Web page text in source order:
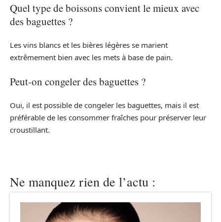
Quel type de boissons convient le mieux avec
des baguettes ?
Les vins blancs et les bières légères se marient
extrêmement bien avec les mets à base de pain.
Peut-on congeler des baguettes ?
Oui, il est possible de congeler les baguettes, mais il est
préférable de les consommer fraîches pour préserver leur
croustillant.
Ne manquez rien de l’actu :